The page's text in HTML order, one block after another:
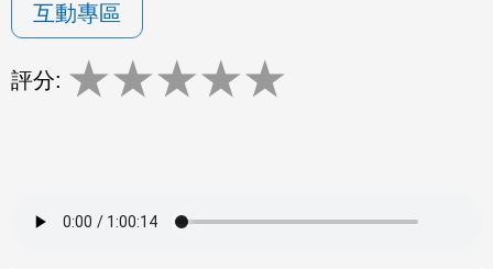
互動專區
評分: ★★★★★